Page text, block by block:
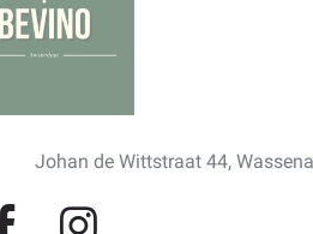
Johan de Wittstraat 44,